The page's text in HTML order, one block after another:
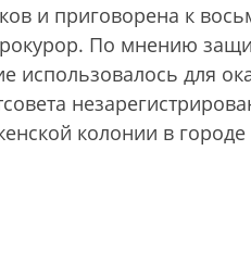
и приговорена к
По мнению
использовалось для
колонии в